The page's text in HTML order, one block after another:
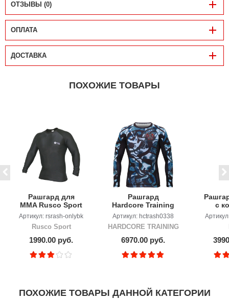
ОТЗЫВЫ (0)
ОПЛАТА
ДОСТАВКА
ПОХОЖИЕ ТОВАРЫ
Рашгард для
MMA Rusco Sport
ONLY BLACK,
детский
Артикул: rsrash-onlybk
Rusco Sport
1990.00 руб.
Рашгард
Hardcore Training
Nordic Ornament
Black/Gray LS
Артикул: hctrash0338
HARDCORE TRAINING
6970.00 руб.
с
ПОХОЖИЕ ТОВАРЫ ДАННОЙ КАТЕГОРИИ